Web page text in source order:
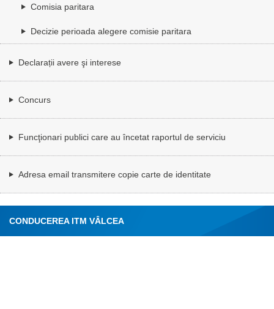
Comisia paritara
Decizie perioada alegere comisie paritara
Declarații avere şi interese
Concurs
Funcţionari publici care au încetat raportul de serviciu
Adresa email transmitere copie carte de identitate
CONDUCEREA ITM VÂLCEA